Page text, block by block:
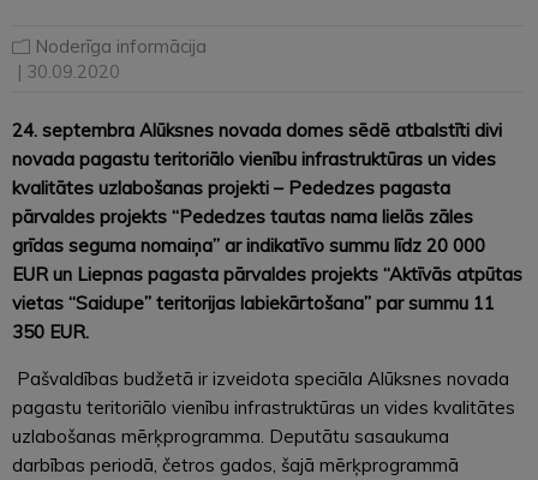
Noderīga informācija
| 30.09.2020
24. septembra Alūksnes novada domes sēdē atbalstīti divi
novada pagastu teritoriālo vienību infrastruktūras un vides
kvalitātes uzlabošanas projekti – Pededzes pagasta
pārvaldes projekts “Pededzes tautas nama lielās zāles
grīdas seguma nomaiņa” ar indikatīvo summu līdz 20 000
EUR un Liepnas pagasta pārvaldes projekts “Aktīvās atpūtas
vietas “Saidupe” teritorijas labiekārtošana” par summu 11
350 EUR.
Pašvaldības budžetā ir izveidota speciāla Alūksnes novada
pagastu teritoriālo vienību infrastruktūras un vides kvalitātes
uzlabošanas mērķprogramma. Deputātu sasaukuma
darbības periodā, četros gados, šajā mērķprogrammā